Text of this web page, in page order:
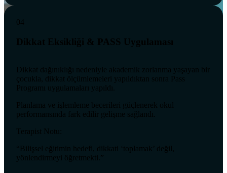
04
Dikkat Eksikliği & PASS Uygulaması
Dikkat dağınıklığı nedeniyle akademik zorlanma yaşayan bir
çocukla, dikkat ölçümlemeleri yapıldıktan sonra Pass
Programı uygulamaları yapıldı.
Planlama ve işlemleme becerileri güçlenerek okul
performansında fark edilir gelişme sağlandı.
Terapist Notu:
“Bilişsel eğitimin hedefi, dikkati ‘toplamak’ değil,
yönlendirmeyi öğretmekti.”